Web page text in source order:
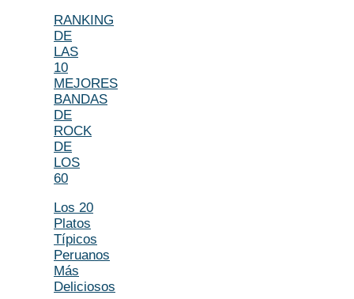
RANKING
DE
LAS
10
MEJORES
BANDAS
DE
ROCK
DE
LOS
60
Los 20
Platos
Típicos
Peruanos
Más
Deliciosos